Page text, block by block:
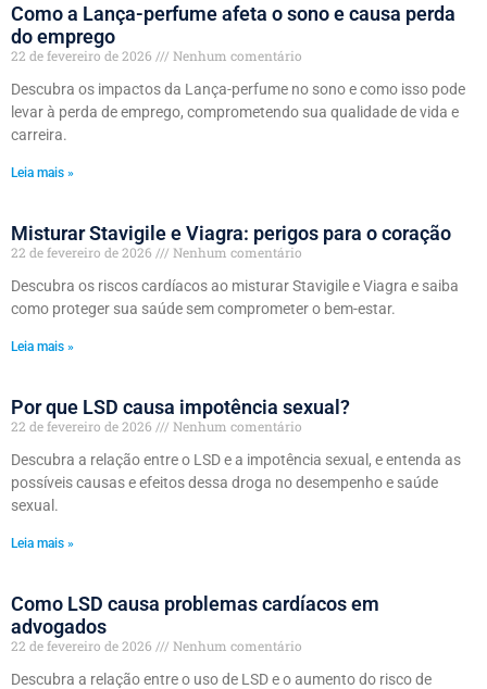
Como a Lança-perfume afeta o sono e causa perda
do emprego
22 de fevereiro de 2026
Nenhum comentário
Descubra os impactos da Lança-perfume no sono e como isso pode
levar à perda de emprego, comprometendo sua qualidade de vida e
carreira.
Leia mais »
Misturar Stavigile e Viagra: perigos para o coração
22 de fevereiro de 2026
Nenhum comentário
Descubra os riscos cardíacos ao misturar Stavigile e Viagra e saiba
como proteger sua saúde sem comprometer o bem-estar.
Leia mais »
Por que LSD causa impotência sexual?
22 de fevereiro de 2026
Nenhum comentário
Descubra a relação entre o LSD e a impotência sexual, e entenda as
possíveis causas e efeitos dessa droga no desempenho e saúde
sexual.
Leia mais »
Como LSD causa problemas cardíacos em
advogados
22 de fevereiro de 2026
Nenhum comentário
Descubra a relação entre o uso de LSD e o aumento do risco de